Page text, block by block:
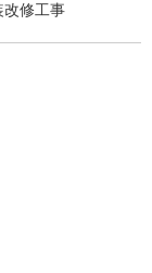
改修工事